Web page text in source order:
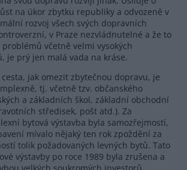
na úkor zbytku republiky a odvozeně v
rozvoj všech svých dopravních
v Praze nezvládnutelné a že to
včetně velmi vysokých
je prý jen malá vada na kráse.
jak omezit zbytečnou dopravu, je
tj. včetně tzv. občanského
a základních škol, základní obchodní
středisek, pošt atd.). Za
bytová výstavba byla samozřejmostí,
mívalo nějaký ten rok zpoždění za
tolik požadovaných levných bytů. Tato
výstavby po roce 1989 byla zrušena a